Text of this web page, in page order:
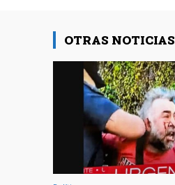
OTRAS NOTICIAS